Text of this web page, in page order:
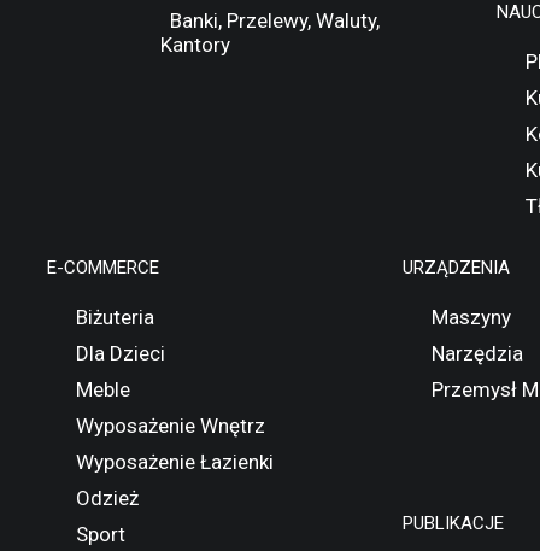
Banki, Przelewy, Waluty,
Kantory
E-COMMERCE
Biżuteria
Dla Dzieci
Meble
Wyposażenie Wnętrz
Wyposażenie Łazienki
Odzież
Sport
URZĄDZENIA
Maszyny
Narzędzia
Przemysł
PUBLIKACJE